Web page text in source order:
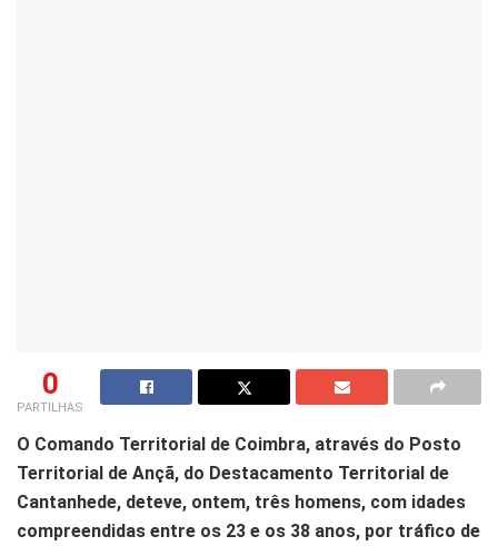
0
PARTILHAS
O Comando Territorial de Coimbra, através do Posto
Territorial de Ançã, do Destacamento Territorial de
Cantanhede, deteve, ontem, três homens, com idades
compreendidas entre os 23 e os 38 anos, por tráfico de